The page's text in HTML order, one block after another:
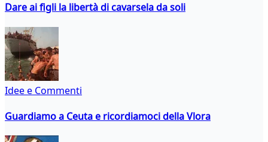
Dare ai figli la libertà di cavarsela da soli
Idee e Commenti
Guardiamo a Ceuta e ricordiamoci della Vlora